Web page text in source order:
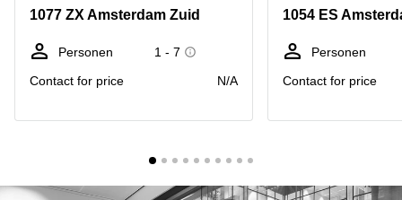
Hengelo
Hilversum
Hoofddorp
Reeuwijk
Business
Arnhem
Business
1077 ZX Amsterdam Zuid
Personen
1 - 7
Contact for price
N/A
1054 ES
Personen
Contact for price